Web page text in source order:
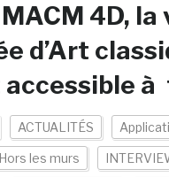
4D,
d’Art
à
ACTUALITÉS
Hors les murs